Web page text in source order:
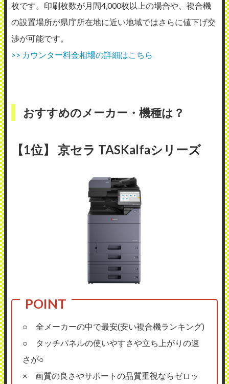
枚です。印刷枚数が月間4,000枚以上の場合や、複合機
の設置場所が県庁所在地に近い地域ではさらに値下げ交
渉が可能です。
>> カウンター料金相場の詳細はこちら
おすすめのメーカー・機種は？
【1位】 京セラ TASKalfaシリーズ
○ 全メーカーの中で最安(安い複合機ランキング)
○ タッチパネルの使いやすさや立ち上がりの速
さが○
× 画質の良さやサポートの品質重視ならゼロッ